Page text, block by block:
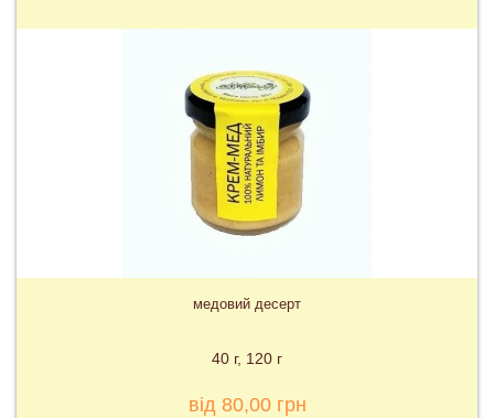
медовий десерт
40 г 120 г
від 80,00 грн